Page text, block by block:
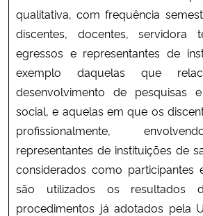
qualitativa, com frequência
discentes, docentes, servidora
egressos e representantes de
exemplo daquelas que
desenvolvimento de pesquisas
social, e aquelas em que os
profissionalmente,
representantes de instituições de
considerados como participantes
são utilizados os resultados
procedimentos já adotados pela